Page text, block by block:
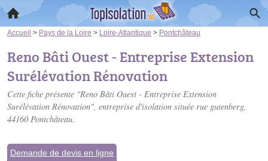
Accueil > Pays de la Loire > Loire-Atlantique > Pontchâteau
Reno Bâti Ouest - Entreprise Extension
Surélévation Rénovation
Cette fiche présente "Reno Bâti Ouest - Entreprise Extension
Surélévation Rénovation", entreprise d'isolation située rue gutenberg,
44160 Pontchâteau.
Demande de devis en ligne